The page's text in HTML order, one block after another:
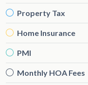
Property Tax
Home Insurance
PMI
Monthly HOA Fees